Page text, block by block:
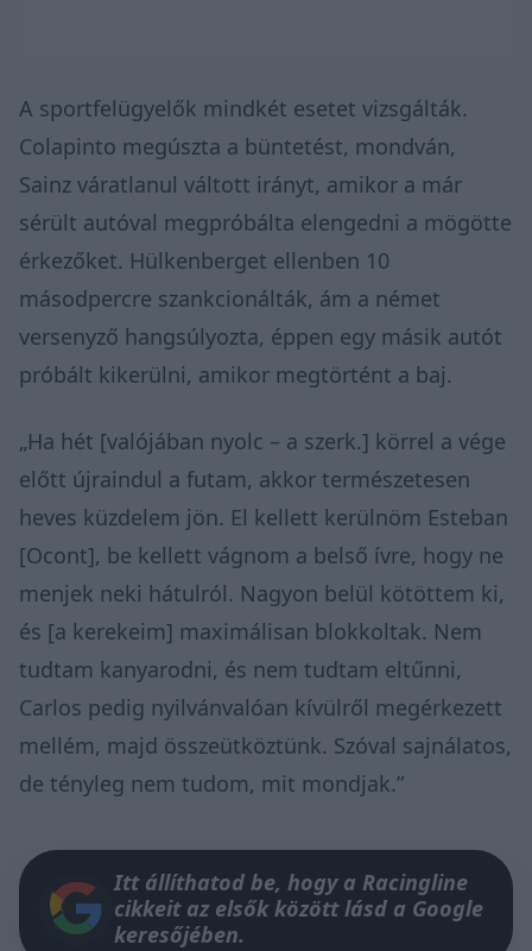
A sportfelügyelők mindkét esetet vizsgálták.
Colapinto megúszta a büntetést, mondván,
Sainz váratlanul váltott irányt, amikor a már
sérült autóval megpróbálta elengedni a mögötte
érkezőket. Hülkenberget ellenben 10
másodpercre szankcionálták, ám a német
versenyző hangsúlyozta, éppen egy másik autót
próbált kikerülni, amikor megtörtént a baj.
„Ha hét [valójában nyolc – a szerk.] körrel a vége
előtt újraindul a futam, akkor természetesen
heves küzdelem jön. El kellett kerülnöm Esteban
[Ocont], be kellett vágnom a belső ívre, hogy ne
menjek neki hátulról. Nagyon belül kötöttem ki,
és [a kerekeim] maximálisan blokkoltak. Nem
tudtam kanyarodni, és nem tudtam eltűnni,
Carlos pedig nyilvánvalóan kívülről megérkezett
mellém, majd összeütköztünk. Szóval sajnálatos,
de tényleg nem tudom, mit mondjak.”
Itt állíthatod be, hogy a Racingline
cikkeit az elsők között lásd a Google
keresőjében.